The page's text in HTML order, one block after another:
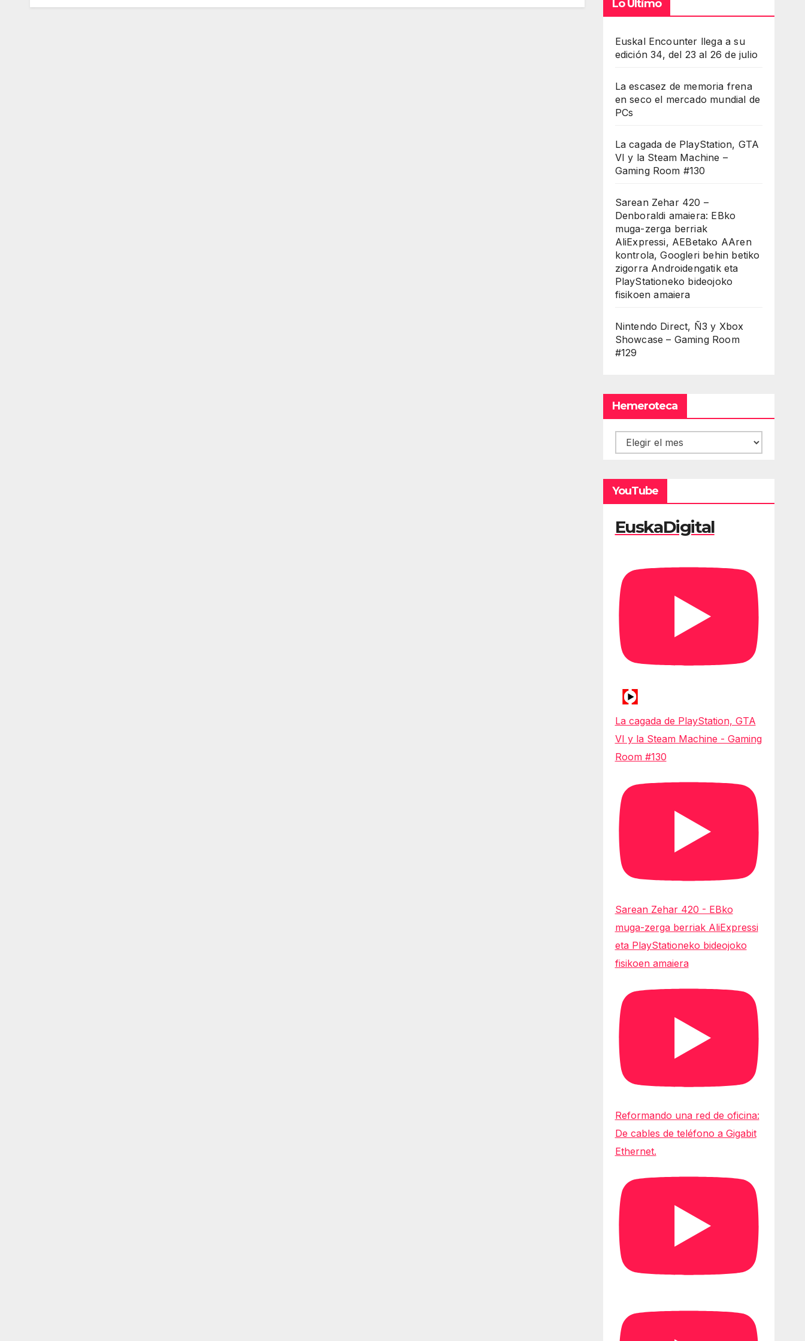
Lo Último
Euskal Encounter llega a su
edición 34, del 23 al 26 de julio
La escasez de memoria frena
en seco el mercado mundial de
PCs
La cagada de PlayStation, GTA
VI y la Steam Machine –
Gaming Room #130
Sarean Zehar 420 –
Denboraldi amaiera: EBko
muga-zerga berriak
AliExpressi, AEBetako AAren
kontrola, Googleri behin betiko
zigorra Androidengatik eta
PlayStationeko bideojoko
fisikoen amaiera
Nintendo Direct, Ñ3 y Xbox
Showcase – Gaming Room
#129
Hemeroteca
Hemeroteca
YouTube
EuskaDigital
La cagada de PlayStation, GTA
VI y la Steam Machine - Gaming
Room #130
Sarean Zehar 420 - EBko
muga-zerga berriak AliExpressi
eta PlayStationeko bideojoko
fisikoen amaiera
Reformando una red de oficina:
De cables de teléfono a Gigabit
Ethernet.